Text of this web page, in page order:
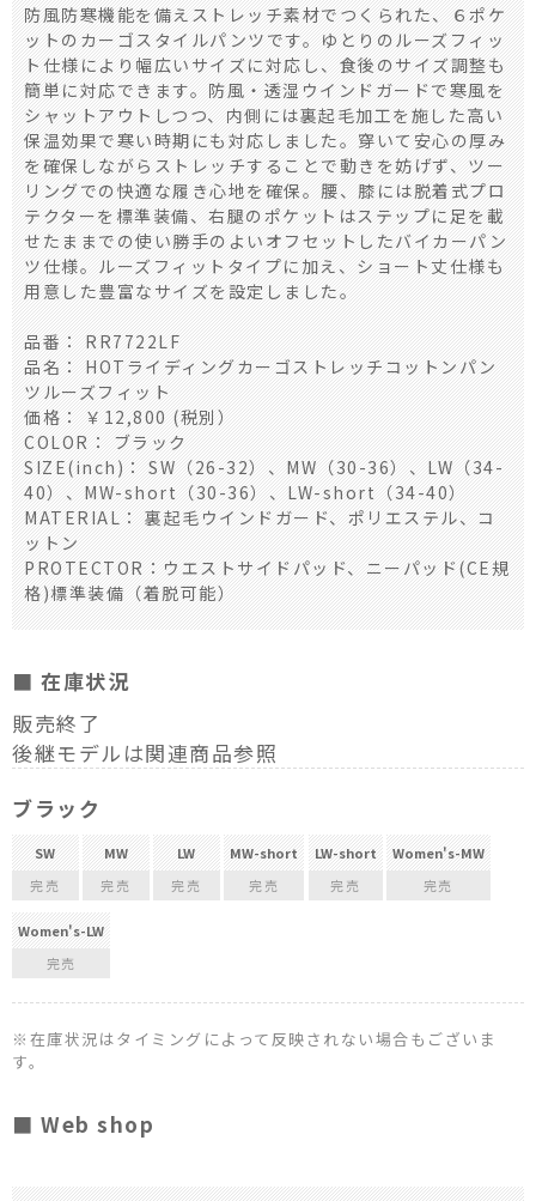
防風防寒機能を備えストレッチ素材でつくられた、６ポケ
ットのカーゴスタイルパンツです。ゆとりのルーズフィッ
ト仕様により幅広いサイズに対応し、食後のサイズ調整も
簡単に対応できます。防風・透湿ウインドガードで寒風を
シャットアウトしつつ、内側には裏起毛加工を施した高い
保温効果で寒い時期にも対応しました。穿いて安心の厚み
を確保しながらストレッチすることで動きを妨げず、ツー
リングでの快適な履き心地を確保。腰、膝には脱着式プロ
テクターを標準装備、右腿のポケットはステップに足を載
せたままでの使い勝手のよいオフセットしたバイカーパン
ツ仕様。ルーズフィットタイプに加え、ショート丈仕様も
用意した豊富なサイズを設定しました。
品番： RR7722LF
品名： HOTライディングカーゴストレッチコットンパン
ツルーズフィット
価格： ￥12,800 (税別）
COLOR： ブラック
SIZE(inch)： SW（26-32）、MW（30-36）、LW（34-
40）、MW-short（30-36）、LW-short（34-40）
MATERIAL： 裏起毛ウインドガード、ポリエステル、コ
ットン
PROTECTOR：ウエストサイドパッド、ニーパッド(CE規
格)標準装備（着脱可能）
■ 在庫状況
販売終了
後継モデルは関連商品参照
ブラック
SW
完売
MW
完売
LW
完売
MW-short
完売
LW-short
完売
Women's-MW
完売
Women's-LW
完売
※在庫状況はタイミングによって反映されない場合もございま
す。
■ Web shop